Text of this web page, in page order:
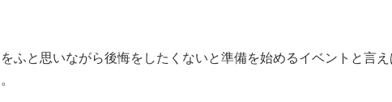
ふと思いながら後悔をしたくないと準備を始めるイベントと言